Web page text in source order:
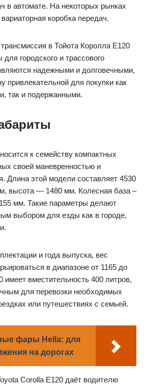
в автомате. На некоторых рынках
коробка передач.
в Тойота Королла Е120
городского и трассового
надежными и долговечными,
привлекательной для покупки как
так и подержанными.
к семейству компактных
своей маневренностью и
Длина этой модели составляет 4530
высота — 1480 мм. Колесная база –
мм. Такие параметры делают
выбором для езды как в городе,
и года выпуска, вес
в диапазоне от 1165 до
имеет вместительность 400 литров,
для перевозки необходимых
или путешествиях с семьей.
фары Hella: для
на дорогах
Corolla Е120 даёт водителю